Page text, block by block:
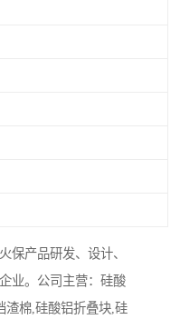
保产品研发、设计、
业。公司主营：硅酸
渣棉,硅酸铝折叠块,硅